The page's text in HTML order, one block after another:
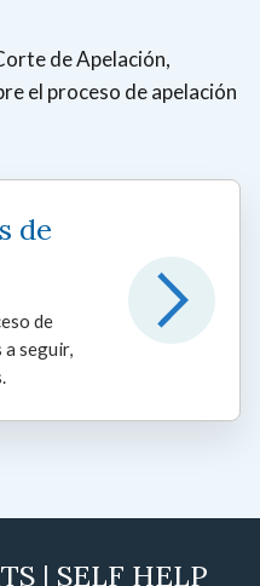
de Apelación,
el proceso de apelación
de
de
seguir,
| SELF HELP